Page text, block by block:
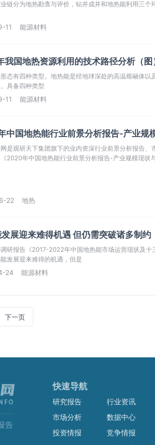
11 能源材料
我国地热资源利用的技术路径分析（图
态有四种类型。地热能是经地球深处的高温熔融体以
具备四种类型
11 能源材料
中国地热能行业前景分析报告-产业规
是观研天下集团旗下的业内资深行业前景分析报告、
2020年中国地热能行业前景分析报告-产业规模现状
22 地热
展迎来难得机遇 但仍需突破诸多制约
研报告《2017-2022年中国地热能市场运营现状及十
发展迎来难得的机遇，但是
24 能源材料
下一页
告
快速导航
研究报告
行业资讯
市场分析
数据中心
投资情报
竞争情报